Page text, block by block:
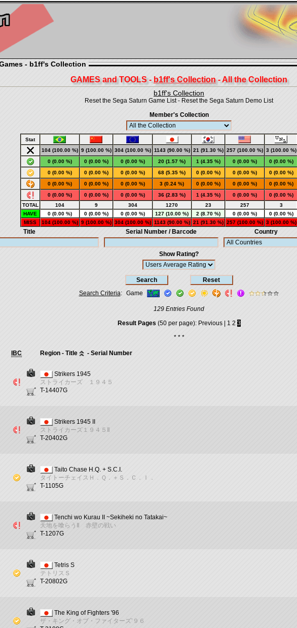
- b1ff's Collection
GAMES and TOOLS - b1ff's Collection- All the Collection
b1ff's Collection
Reset the Sega Saturn Game List- Reset the Sega Saturn Demo List
Member's Collection
Stat
104 (100.00 %) 9 (100.00 %) 304 (100.00 %) 1143 (90.00 %) 21 (91.30 %) 257 (100.00 %) 3 (100.00 %)
0 (0.00 %)
0 (0.00 %) 0 (0.00 %) 20 (1.57 %) 1 (4.35 %) 0 (0.00 %) 0 (0.00 %)
0 (0.00 %)
0 (0.00 %) 0 (0.00 %) 68 (5.35 %) 0 (0.00 %) 0 (0.00 %) 0 (0.00 %)
0 (0.00 %)
0 (0.00 %) 0 (0.00 %) 3 (0.24 %) 0 (0.00 %) 0 (0.00 %) 0 (0.00 %)
0 (0.00 %)
0 (0.00 %) 0 (0.00 %) 36 (2.83 %) 1 (4.35 %) 0 (0.00 %) 0 (0.00 %)
TOTAL
104 9 304 1270 23 257 3
HAVE
0 (0.00 %) 0 (0.00 %) 0 (0.00 %) 127 (10.00 %) 2 (8.70 %) 0 (0.00 %) 0 (0.00 %)
MISS
104 (100.00 %) 9 (100.00 %) 304 (100.00 %) 1143 (90.00 %) 21 (91.30 %) 257 (100.00 %) 3 (100.00 %)
Title Serial Number / Barcode Country
Show Rating?
Search Criteria: Game
129 Entries Found
Result Pages (50 per page): Previous| 1 2 3
* * *
IBC Region - Title - Serial Number
Strikers 1945
ストライカーズ １９４５
T-14407G
Strikers 1945 II
ストライカーズ１９４５Ⅱ
T-20402G
Taito Chase H.Q. + S.C.I.
タイトーチェイスＨ．Ｑ．＋Ｓ．Ｃ．Ｉ．
T-1105G
Tenchi wo Kurau II ~Sekiheki no Tatakai~
天地を喰らうⅡ 赤壁の戦い
T-1207G
Tetris S
テトリスＳ
T-20802G
The King of Fighters '96
ザ・キング・オブ・ファイターズ’９６